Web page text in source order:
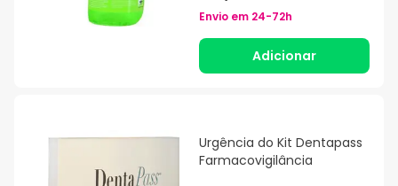
Envio em 24-72h
Adicionar
Urgência do Kit Dentapass
Farmacovigilância